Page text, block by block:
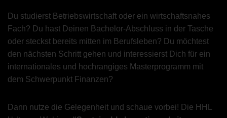
Du studierst Betriebswirtschaft oder ein wirtschaftsnahes
Fach? Du hast Deinen Bachelor-Abschluss in der Tasche
oder steckst bereits mitten im Berufsleben? Du möchtest
den nächsten Schritt gehen und interessierst Dich für ein
internationales und hochrangiges Masterprogramm mit
dem Schwerpunkt Finanzen?
Dann nutze die Gelegenheit und schaue vorbei! Die HHL